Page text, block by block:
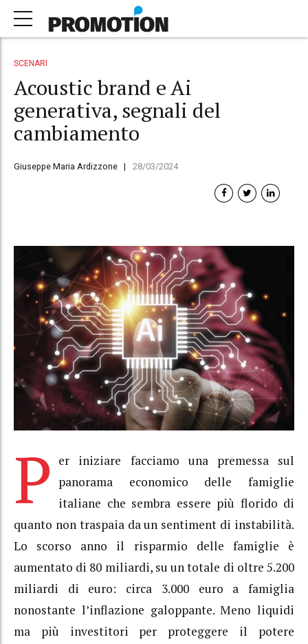
SCENARI
Acoustic brand e Ai
generativa, segnali del
cambiamento
Giuseppe Maria Ardizzone 28/03/2024
P
er iniziare facciamo una premessa sul
panorama economico delle famiglie
italiane che sembra essere più florido di
quanto non traspaia da un sentiment di instabilità.
Lo scorso anno il risparmio delle famiglie è
aumentato di 80 miliardi, su un totale di oltre 5.200
miliardi di euro: circa 3.000 euro a famiglia
nonostante l’inflazione galoppante. Meno liquidi
ma più investitori per proteggere il potere